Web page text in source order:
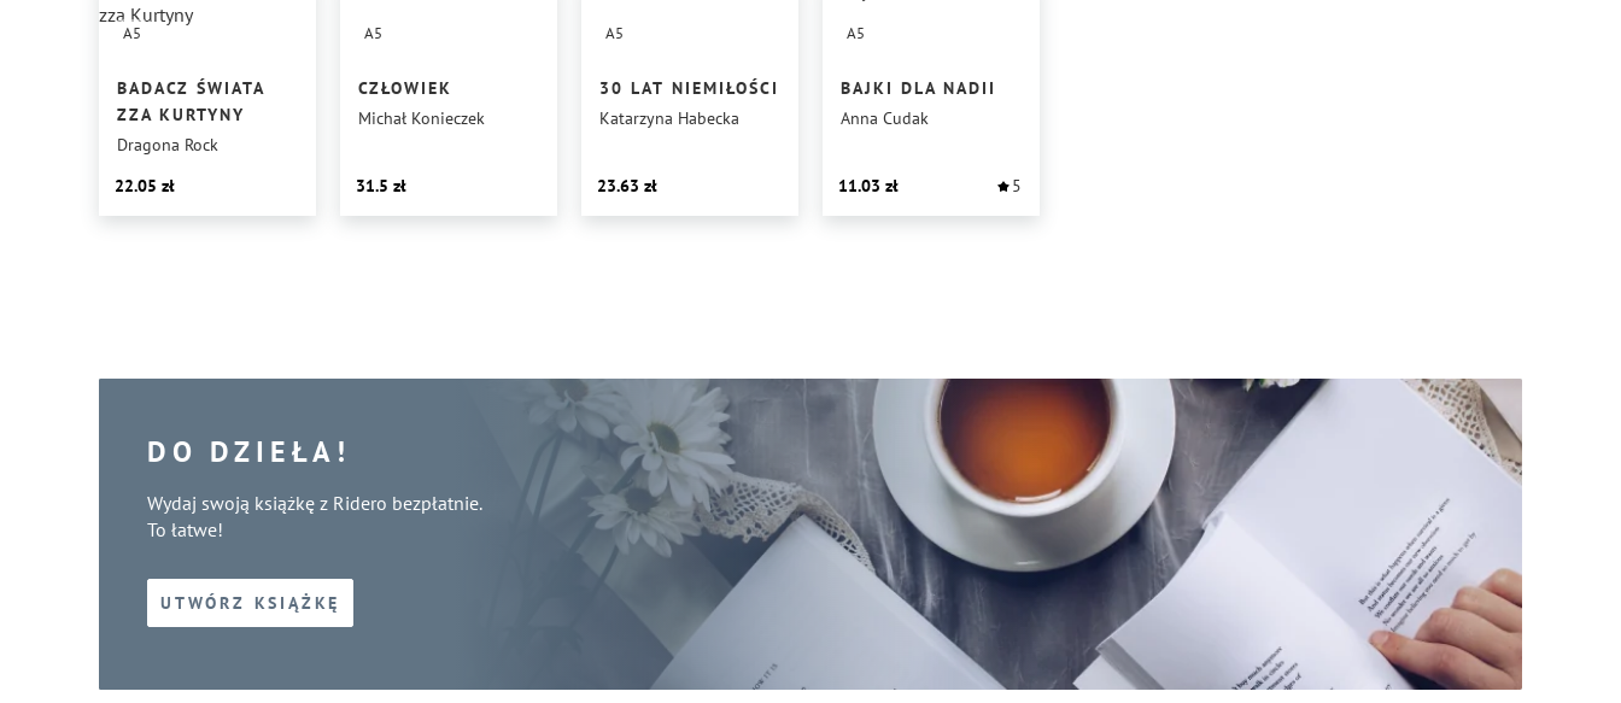
A5
BADACZ ŚWIATA
ZZA KURTYNY
Dragona Rock
22.05
A5
CZŁOWIEK
Michał Konieczek
31.5
A5
30 LAT NIEMIŁOŚCI
Katarzyna Habecka
23.63
A5
BAJKI DLA NADII
Anna Cudak
11.03 5
DO DZIEŁA!
Wydaj swoją książkę z Ridero bezpłatnie.
To łatwe!
UTWÓRZ KSIĄŻKĘ